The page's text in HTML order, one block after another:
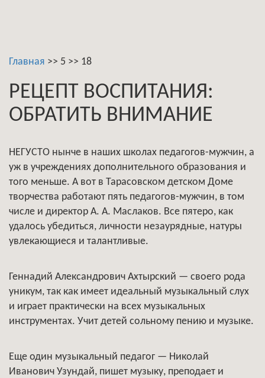
Главная >> 5 >> 18
РЕЦЕПТ ВОСПИТАНИЯ:
ОБРАТИТЬ ВНИМАНИЕ
НЕГУСТО нынче в наших школах педагогов-мужчин, а
уж в учреждениях дополнительного образования и
того меньше. А вот в Тарасовском детском Доме
творчества работают пять педагогов-мужчин, в том
числе и директор А. А. Маслаков. Все пятеро, как
удалось убедиться, личности незаурядные, натуры
увлекающиеся и талантливые.
Геннадий Александрович Ахтырский — своего рода
уникум, так как имеет идеальный музыкальный слух
и играет практически на всех музыкальных
инструментах. Учит детей сольному пению и музыке.
Еще один музыкальный педагог — Николай
Иванович Узундай, пишет музыку, преподает и